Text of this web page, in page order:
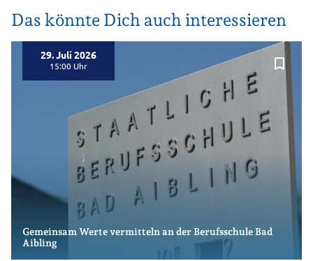
Das könnte Dich auch interessieren
bookmark_border
29. Juli 2026
15:00
Gemeinsam Werte vermitteln an der Berufsschule Bad
Aibling